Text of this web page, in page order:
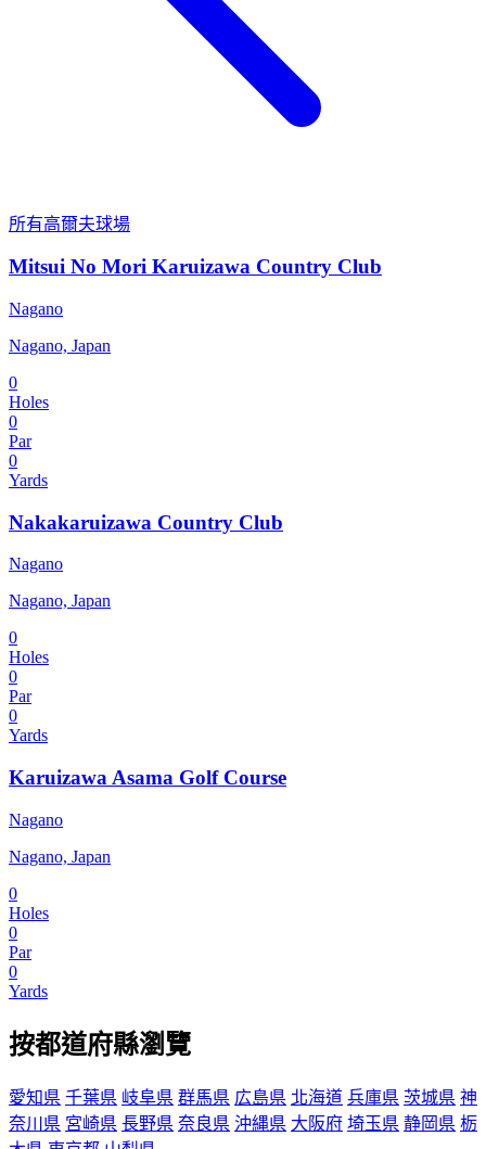
所有高爾夫球場
Mitsui No Mori Karuizawa Country Club
Nagano
Nagano, Japan
0
Holes
0
Par
0
Yards
Nakakaruizawa Country Club
Nagano
Nagano, Japan
0
Holes
0
Par
0
Yards
Karuizawa Asama Golf Course
Nagano
Nagano, Japan
0
Holes
0
Par
0
Yards
按都道府縣瀏覽
愛知県 千葉県 岐阜県 群馬県 広島県 北海道 兵庫県 茨城県 神
奈川県 宮崎県 長野県 奈良県 沖縄県 大阪府 埼玉県 静岡県 栃